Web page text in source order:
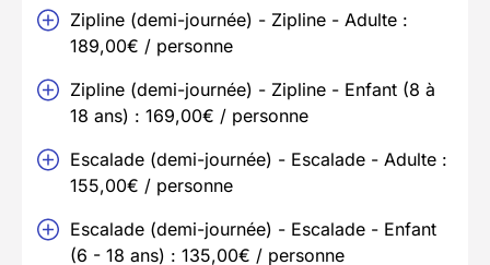
Zipline (demi-journée) - Zipline - Adulte :
189,00€ / personne
Zipline (demi-journée) - Zipline - Enfant (8 à
18 ans) : 169,00€ / personne
Escalade (demi-journée) - Escalade - Adulte :
155,00€ / personne
Escalade (demi-journée) - Escalade - Enfant
(6 - 18 ans) : 135,00€ / personne